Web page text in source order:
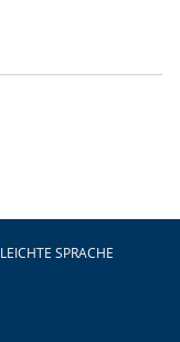
LEICHTE SPRACHE